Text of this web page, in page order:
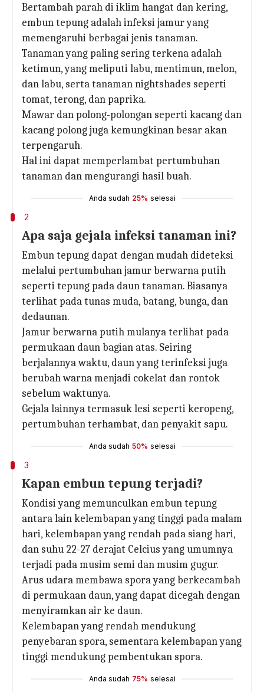
Bertambah parah di iklim hangat dan kering,
embun tepung adalah infeksi jamur yang
memengaruhi berbagai jenis tanaman.
Tanaman yang paling sering terkena adalah
ketimun, yang meliputi labu, mentimun, melon,
dan labu, serta tanaman nightshades seperti
tomat, terong, dan paprika.
Mawar dan polong-polongan seperti kacang dan
kacang polong juga kemungkinan besar akan
terpengaruh.
Hal ini dapat memperlambat pertumbuhan
tanaman dan mengurangi hasil buah.
Anda sudah 25% selesai
2
Apa saja gejala infeksi tanaman ini?
Embun tepung dapat dengan mudah dideteksi
melalui pertumbuhan jamur berwarna putih
seperti tepung pada daun tanaman. Biasanya
terlihat pada tunas muda, batang, bunga, dan
dedaunan.
Jamur berwarna putih mulanya terlihat pada
permukaan daun bagian atas. Seiring
berjalannya waktu, daun yang terinfeksi juga
berubah warna menjadi cokelat dan rontok
sebelum waktunya.
Gejala lainnya termasuk lesi seperti keropeng,
pertumbuhan terhambat, dan penyakit sapu.
Anda sudah 50% selesai
3
Kapan embun tepung terjadi?
Kondisi yang memunculkan embun tepung
antara lain kelembapan yang tinggi pada malam
hari, kelembapan yang rendah pada siang hari,
dan suhu 22-27 derajat Celcius yang umumnya
terjadi pada musim semi dan musim gugur.
Arus udara membawa spora yang berkecambah
di permukaan daun, yang dapat dicegah dengan
menyiramkan air ke daun.
Kelembapan yang rendah mendukung
penyebaran spora, sementara kelembapan yang
tinggi mendukung pembentukan spora.
Anda sudah 75% selesai